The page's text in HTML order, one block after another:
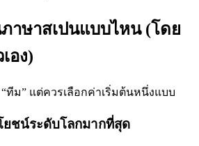
ภาษาสเปนแบบไหน (โดย
อง)
ทีม” แต่ควรเลือกค่าเริ่มต้นหนึ่งแบบ
ชน์ระดับโลกมากที่สุด